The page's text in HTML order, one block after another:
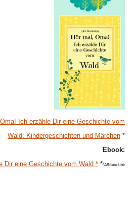
Ich erzähle Dir eine Geschichte vom
Wald: Kindergeschichten und Märchen *
Ebook:
Dir eine Geschichte vom Wald * **Affiliate Link